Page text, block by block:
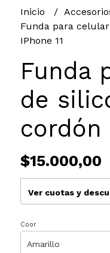
Inicio
Funda para
IPhone 11
Funda
de
cordón
$15.000,00
Ver cuotas y
Coor